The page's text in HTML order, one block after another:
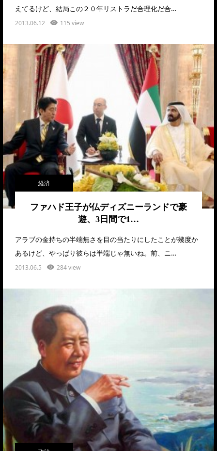
えてるけど、結局この２０年リストラだ合理化だ合…
2013.06.12 115 view
経済
ファハド王子が仏ディズニーランドで豪
遊、3日間で1…
アラブの金持ちの半端無さを目の当たりにしたことが幾度か
あるけど、やっぱり彼らは半端じゃ無いね。前、ニ…
2013.06.5 284 view